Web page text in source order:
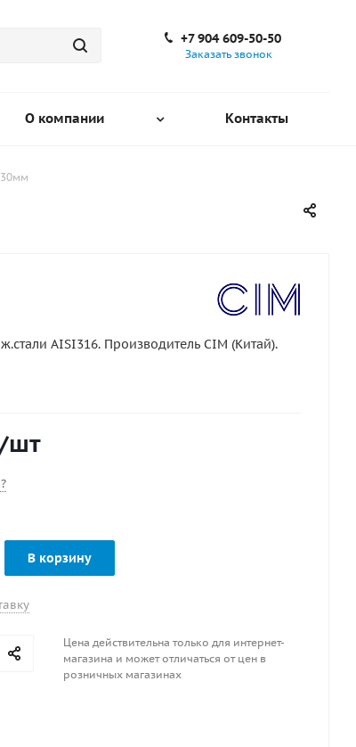
+7 904 609-50-50
Заказать звонок
О компании Контакты
AISI316. Производитель CIM (Китай).
30
шт
В корзину
Цена действительна только для интернет-
магазина и может отличаться от цен в
розничных магазинах